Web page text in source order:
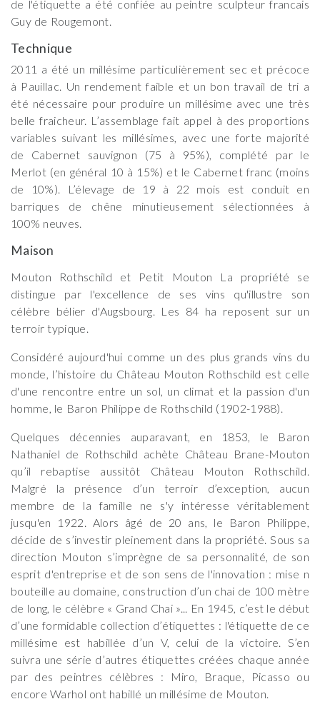
de l'étiquette a été confiée au peintre sculpteur francais
Guy de Rougemont.
Technique
2011 a été un millésime particulièrement sec et précoce
à Pauillac. Un rendement faible et un bon travail de tri a
été nécessaire pour produire un millésime avec une très
belle fraicheur. L’assemblage fait appel à des proportions
variables suivant les millésimes, avec une forte majorité
de Cabernet sauvignon (75 à 95%), complété par le
Merlot (en général 10 à 15%) et le Cabernet franc (moins
de 10%). L’élevage de 19 à 22 mois est conduit en
barriques de chêne minutieusement sélectionnées à
100% neuves.
Maison
Mouton Rothschild et Petit Mouton La propriété se
distingue par l'excellence de ses vins qu'illustre son
célèbre bélier d'Augsbourg. Les 84 ha reposent sur un
terroir typique.
Considéré aujourd'hui comme un des plus grands vins du
monde, l’histoire du Château Mouton Rothschild est celle
d'une rencontre entre un sol, un climat et la passion d'un
homme, le Baron Philippe de Rothschild (1902-1988).
Quelques décennies auparavant, en 1853, le Baron
Nathaniel de Rothschild achète Château Brane-Mouton
qu’il rebaptise aussitôt Château Mouton Rothschild.
Malgré la présence d’un terroir d’exception, aucun
membre de la famille ne s'y intéresse véritablement
jusqu'en 1922. Alors âgé de 20 ans, le Baron Philippe,
décide de s’investir pleinement dans la propriété. Sous sa
direction Mouton s’imprègne de sa personnalité, de son
esprit d'entreprise et de son sens de l'innovation : mise n
bouteille au domaine, construction d’un chai de 100 mètre
de long, le célèbre « Grand Chai »... En 1945, c’est le début
d’une formidable collection d’étiquettes : l'étiquette de ce
millésime est habillée d’un V, celui de la victoire. S’en
suivra une série d’autres étiquettes créées chaque année
par des peintres célèbres : Miro, Braque, Picasso ou
encore Warhol ont habillé un millésime de Mouton.